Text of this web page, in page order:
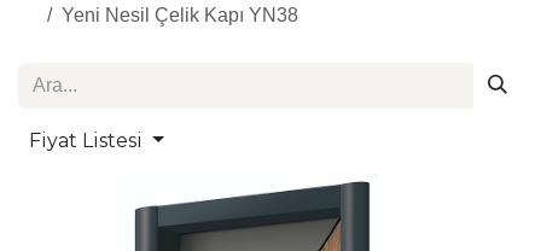
Yeni Nesil Çelik Kapı YN38
Fiyat Listesi